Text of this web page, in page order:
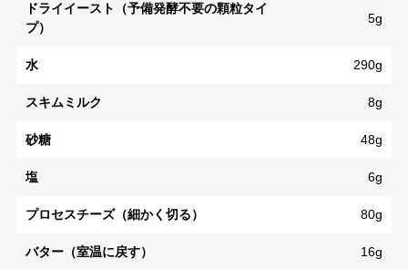
ドライイースト（予備発酵不要の顆粒タイ
プ）
5g
水 290g
スキムミルク 8g
砂糖 48g
塩 6g
プロセスチーズ（細かく切る） 80g
バター（室温に戻す） 16g